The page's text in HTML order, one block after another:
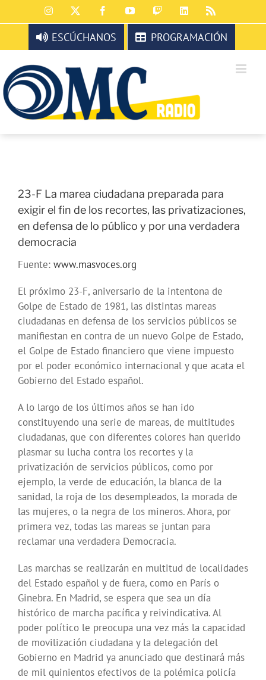
al
contenido
Instagram FacebookYouTubeTwitchLinkedIn
ESCÚCHANOS PROGRAMACIÓN
23-F La marea ciudadana preparada para
exigir el fin de los recortes, las privatizaciones,
en defensa de lo público y por una verdadera
democracia
Fuente: www.masvoces.org
El próximo 23-F, aniversario de la intentona de
Golpe de Estado de 1981, las distintas mareas
ciudadanas en defensa de los servicios públicos se
manifiestan en contra de un nuevo Golpe de Estado,
el Golpe de Estado financiero que viene impuesto
por el poder económico internacional y que acata el
Gobierno del Estado español.
A lo largo de los últimos años se han ido
constituyendo una serie de mareas, de multitudes
ciudadanas, que con diferentes colores han querido
plasmar su lucha contra los recortes y la
privatización de servicios públicos, como por
ejemplo, la verde de educación, la blanca de la
sanidad, la roja de los desempleados, la morada de
las mujeres, o la negra de los mineros. Ahora, por
primera vez, todas las mareas se juntan para
reclamar una verdadera Democracia.
Las marchas se realizarán en multitud de localidades
del Estado español y de fuera, como en París o
Ginebra. En Madrid, se espera que sea un día
histórico de marcha pacífica y reivindicativa. Al
poder político le preocupa una vez más la capacidad
de movilización ciudadana y la delegación del
Gobierno en Madrid ya anunciado que destinará más
de mil quinientos efectivos de la polémica policía